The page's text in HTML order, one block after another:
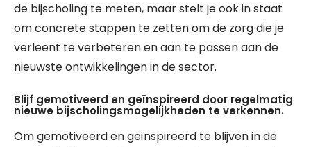
de bijscholing te meten, maar stelt je ook in staat
om concrete stappen te zetten om de zorg die je
verleent te verbeteren en aan te passen aan de
nieuwste ontwikkelingen in de sector.
Blijf gemotiveerd en geïnspireerd door regelmatig
nieuwe bijscholingsmogelijkheden te verkennen.
Om gemotiveerd en geïnspireerd te blijven in de